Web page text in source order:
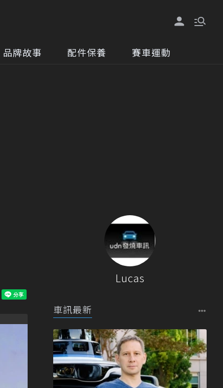
品牌故事 配件保養 賽車運動
Lucas
車訊最新